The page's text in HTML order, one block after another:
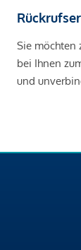
Sie möchten
bei Ihnen
und